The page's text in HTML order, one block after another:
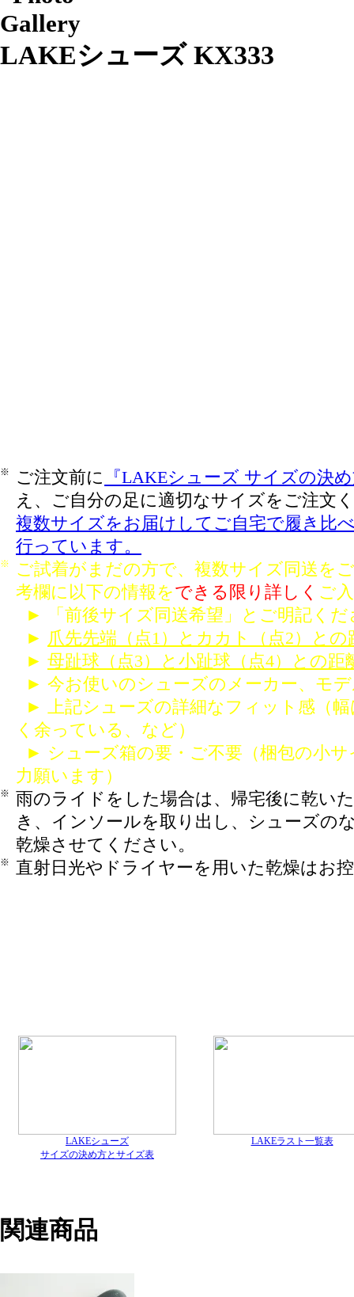
LAKEシューズ KX333
※ ご注文前に 『LAKEシューズ サイズの決
え、ご自分の足に適切なサイズをご注文
複数サイズをお届けしてご自宅で履き比
行っています。
※
ご試着がまだの方で、複数サイズ同送を
考欄に以下の情報をできる限り詳しく ご
► 「前後サイズ同送希望」とご明記くだ
► 爪先先端（点1）とカカト（点2）との
► 母趾球（点3）と小趾球（点4）との距
► 今お使いのシューズのメーカー、モ
► 上記シューズの詳細なフィット感（
く余っている、など）
► シューズ箱の要・ご不要（梱包の小
力願います）
※
雨のライドをした場合は、帰宅後に乾い
き、インソールを取り出し、シューズの
乾燥させてください。
※ 直射日光やドライヤーを用いた乾燥はお
LAKEシューズ
サイズの決め方とサイズ表
LAKEラスト一覧表
関連商品